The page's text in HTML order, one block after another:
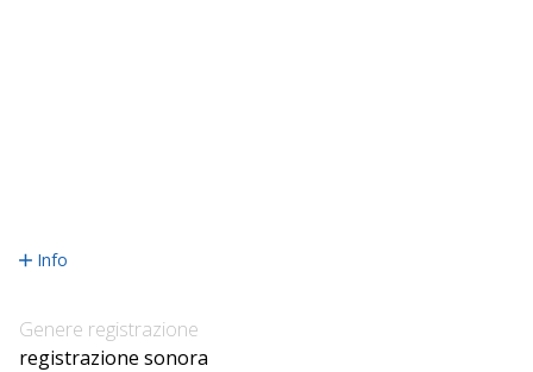
Info
Genere registrazione
registrazione sonora